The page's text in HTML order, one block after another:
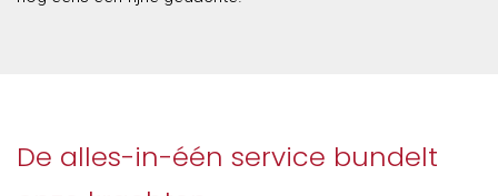
De alles-in-één service bundelt